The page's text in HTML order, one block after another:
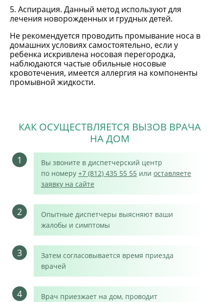
5. Аспирация. Данный метод используют для
лечения новорожденных и грудных детей.
Не рекомендуется проводить промывание носа в
домашних условиях самостоятельно, если у
ребенка искривлена носовая перегородка,
наблюдаются частые обильные носовые
кровотечения, имеется аллергия на компоненты
промывной жидкости.
КАК ОСУЩЕСТВЛЯЕТСЯ ВЫЗОВ ВРАЧА
НА ДОМ
1
Вы звоните в диспетчерский центр
по номеру +7 (812) 435 55 55 или оставляете
заявку на сайте
2
Опытные диспетчеры выясняют ваши
жалобы и симптомы
3
Затем согласовывается время приезда
врачей
4
Врач приезжает на дом, проводит